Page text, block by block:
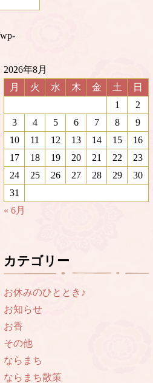
2026年8月
月
火 水 木 金 土
日
1
2
3
4 5 6 7 8
9
10
11 12 13 14 15
16
17
18 19 20 21 22
23
24
25 26 27 28 29
30
31
« 6月
カテゴリー
お休みのひととき♪
お知らせ
お香
その他
ならまち
ならまち散策